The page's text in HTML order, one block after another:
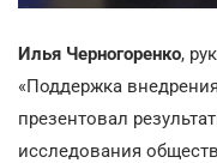
Илья Черногоренко,
«Поддержка
презентовал
исследования